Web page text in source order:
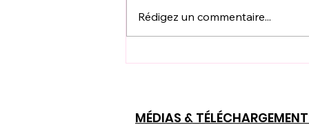
HänyTec Tools - Des
Rédigez un commentaire...
MÉDIAS &